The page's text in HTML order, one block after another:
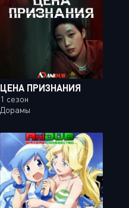
ЦЕНА ПРИЗНАНИЯ
1 сезон
Дорамы